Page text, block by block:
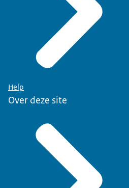
Help
Over deze site